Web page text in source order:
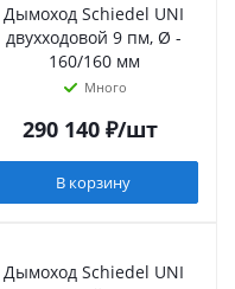
Дымоход Schiedel UNI
двухходовой 9 пм, Ø -
160/160 мм
Много
290 140₽/шт
В корзину
Дымоход Schiedel UNI